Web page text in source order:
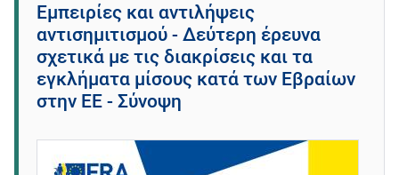
Εμπειρίες και αντιλήψεις
αντισημιτισμού - Δεύτερη έρευνα
σχετικά με τις διακρίσεις και τα
εγκλήματα μίσους κατά των Εβραίων
στην ΕΕ - Σύνοψη